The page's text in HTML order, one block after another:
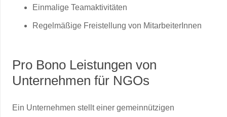
Einmalige Teamaktivitäten
Regelmäßige Freistellung von MitarbeiterInnen
Pro Bono Leistungen von
Unternehmen für NGOs
Ein Unternehmen stellt einer gemeinnützigen